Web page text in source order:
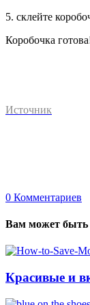
5. склейте
Коробочка
Источник
0 Комментариев
Вам может быть
Красивые и